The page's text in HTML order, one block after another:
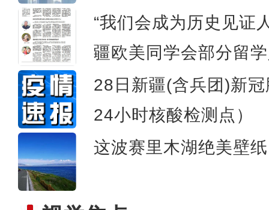
“我们会成为历史见
疆欧美同学会部分留
28日新疆(含兵团)新
24小时核酸检测点）
这波赛里木湖绝美壁